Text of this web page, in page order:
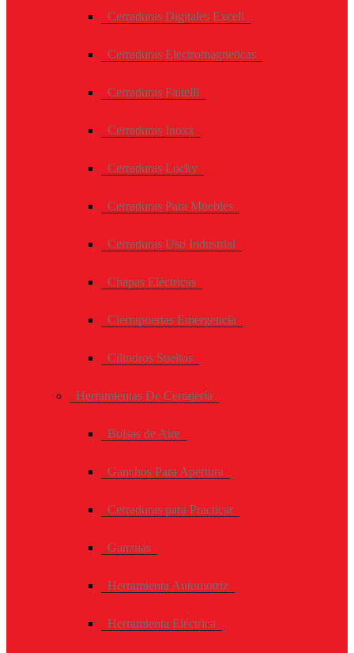
Cerraduras Digitales Excell
Cerraduras Electromagneticas
Cerraduras Faitelli
Cerraduras Inoxx
Cerraduras Locky
Cerraduras Para Muebles
Cerraduras Uso Industrial
Chapas Eléctricas
Cierrapuertas Emergencia
Cilindros Sueltos
Herramientas De Cerrajería
Bolsas de Aire
Ganchos Para Apertura
Cerraduras para Practicar
Ganzuas
Herramienta Automotriz
Herramienta Eléctrica